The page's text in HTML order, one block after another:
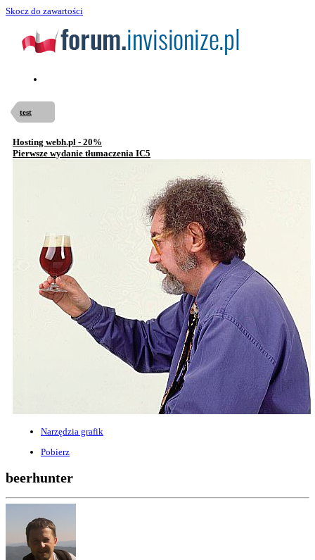
Skocz do zawartości
test
Hosting webh.pl - 20%
Pierwsze wydanie tłumaczenia IC5
Narzędzia grafik
Pobierz
beerhunter